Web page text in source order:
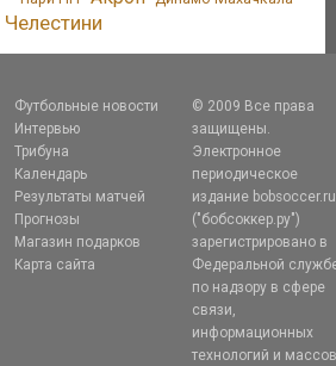
Челестини
Футбольные новости
Интервью
Трибуна
Календарь
Результаты матчей
Прогнозы
Магазин подарков
Карта сайта
© 2009 Все права
защищены.
Электронное
периодическое
издание bobsoccer.ru
("бобсоккер.ру")
зарегистрировано в
Федеральной
по надзору в сфере
связи,
информационных
технологий и